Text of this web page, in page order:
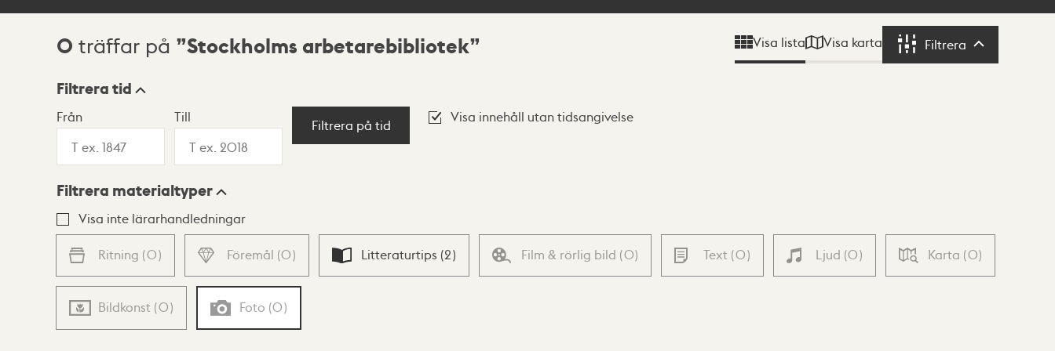
Sökresultat
0 träffar på Stockholms arbetarebibliotek Visa lista Visa karta Filtrera Filtrera
Visningsläge
Lista Karta
Filtrera tid
Från Till
Filtrera på tid
Visa innehåll utan tidsangivelse
Filtrera materialtyper
Visa inte lärarhandledningar
Ritning (0) Föremål (0) Litteraturtips (2) Film & rörlig bild (0) Text (0) Ljud (0) Karta (0)
Bildkonst (0) Foto (0)